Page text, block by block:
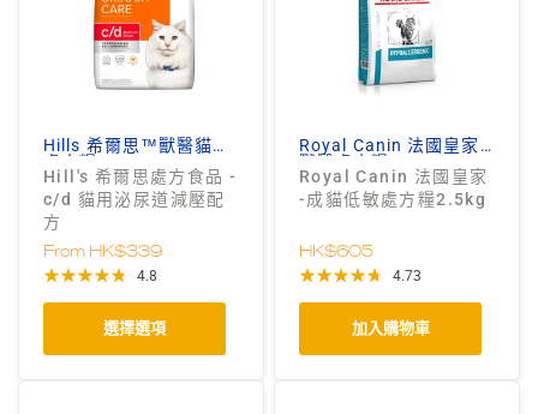
Hills 希爾思™獸醫貓狗
處方糧
Hill's 希爾思處方食品 -
c/d 貓用泌尿道減壓配
方
From HK$339
4.8
選擇選項
Royal Canin 法國皇家
獸醫處方糧
Royal Canin 法國皇家
-成貓低敏處方糧2.5kg
HK$605
4.73
加入購物車